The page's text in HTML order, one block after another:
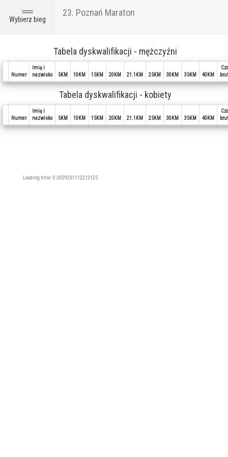
Toggle
navigation
Wybierz bieg
23. Poznań Maraton
Tabela dyskwalifikacji - mężczyźni
Numer
Imię i
nazwisko
5KM 10KM 15KM 20KM 21.1KM 25KM 30KM 35KM 40KM
Tabela dyskwalifikacji - kobiety
Numer
Imię i
nazwisko
5KM 10KM 15KM 20KM 21.1KM 25KM 30KM 35KM 40KM
Loading time: 0.0029261112213135